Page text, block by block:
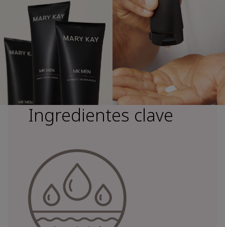
Ingredientes clave